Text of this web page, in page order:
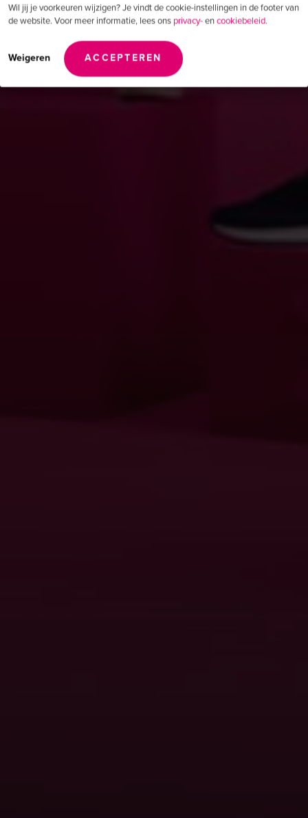
Wil jij je voorkeuren wijzigen? Je vindt de cookie-instellingen in de footer van
de website. Voor meer informatie, lees ons privacy-encookiebeleid.
Weigeren ACCEPTEREN